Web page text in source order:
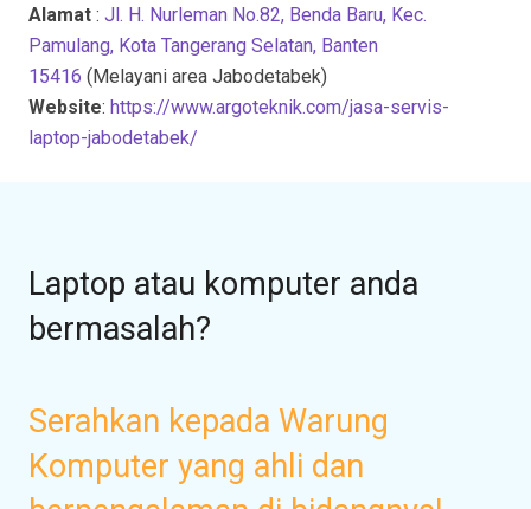
Alamat : Jl. H. Nurleman No.82, Benda Baru, Kec.
Pamulang, Kota Tangerang Selatan, Banten
15416 (Melayani area Jabodetabek)
Website: https://www.argoteknik.com/jasa-servis-
laptop-jabodetabek/
Laptop atau komputer anda
bermasalah?
Serahkan kepada Warung
Komputer yang ahli dan